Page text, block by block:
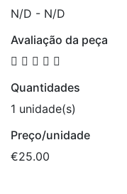
N/D - N/D
Avaliação da peça
Quantidades
1 unidade(s)
Preço/unidade
€25.00